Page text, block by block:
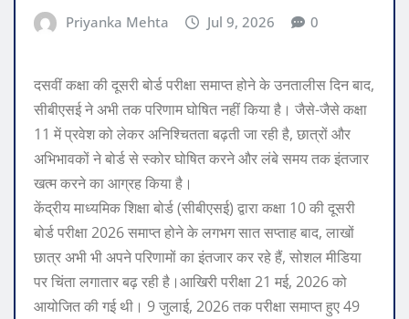
Priyanka Mehta Jul 9, 2026 0
दसवीं कक्षा की दूसरी बोर्ड परीक्षा समाप्त होने के उनतालीस दिन बाद,
सीबीएसई ने अभी तक परिणाम घोषित नहीं किया है। जैसे-जैसे कक्षा
11 में प्रवेश को लेकर अनिश्चितता बढ़ती जा रही है, छात्रों और
अभिभावकों ने बोर्ड से स्कोर घोषित करने और लंबे समय तक इंतजार
खत्म करने का आग्रह किया है।
केंद्रीय माध्यमिक शिक्षा बोर्ड (सीबीएसई) द्वारा कक्षा 10 की दूसरी
बोर्ड परीक्षा 2026 समाप्त होने के लगभग सात सप्ताह बाद, लाखों
छात्र अभी भी अपने परिणामों का इंतजार कर रहे हैं, सोशल मीडिया
पर चिंता लगातार बढ़ रही है।आखिरी परीक्षा 21 मई, 2026 को
आयोजित की गई थी। 9 जुलाई, 2026 तक परीक्षा समाप्त हुए 49